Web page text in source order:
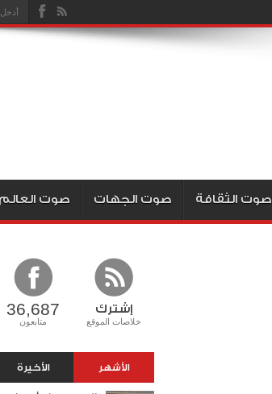
صوت الثقافة صوت الجهات صوت العالم
إشترك
خلاصات الموقع
36,687
متابعون
الأشهر الأخيرة